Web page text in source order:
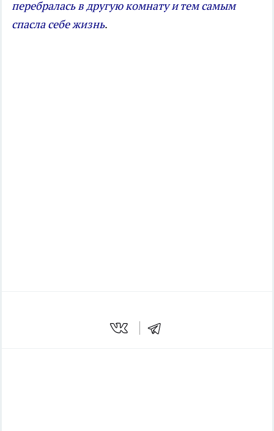
перебралась в другую комнату и тем самым
спасла себе жизнь.